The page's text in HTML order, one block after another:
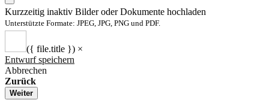
Kurzzeitig inaktiv Bilder oder Dokumente hochladen
Unterstützte Formate: JPEG, JPG, PNG und PDF.
({ file.title }) ×
Entwurf speichern
Abbrechen
Zurück
Weiter